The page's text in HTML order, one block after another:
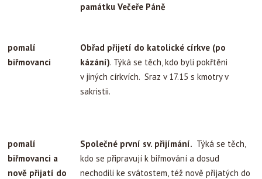
památku Večeře Páně
pomalí
biřmovanci
Obřad přijetí do katolické církve (po
kázání). Týká se těch, kdo byli pokřtěni
v jiných církvích. Sraz v 17.15 s kmotry v
sakristii.
pomalí
biřmovanci a
nově přijatí do
Společné první sv. přijímání. Týká se těch,
kdo se připravují k biřmování a dosud
nechodili ke svátostem, též nově přijatých do